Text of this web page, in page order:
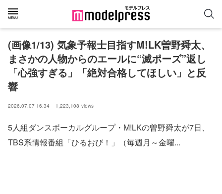
(画像1/13) 気象予報士目指すM!LK曽野舜太、
まさかの人物からのエールに“滅ポーズ”返し
「心強すぎる」「絶対合格してほしい」と反
響
2026.07.07 16:34 1,223,108 views
5人組ダンスボーカルグループ・M!LKの曽野舜太が7日、
TBS系情報番組「ひるおび！」（毎週月～金曜...